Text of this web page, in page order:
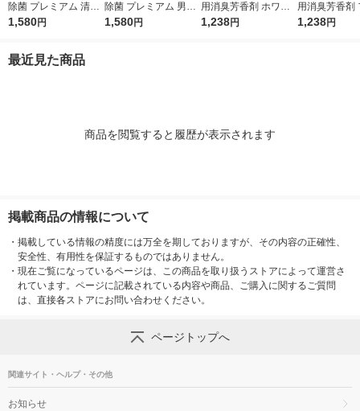
除菌 プレミアム 清潔
なランドリーの香り
同会社
1,580円
除菌 プレミアム 男の
5大臭クールアクア 詰
1,580円
用消臭芳香剤 ホワイ
トムスクの香り 6.3m
1,238円
用消臭芳香剤
スト＆シダー
1,238円
最近見た商品
商品を閲覧すると履歴が表示されます
掲載商品の情報について
・ 掲載している情報の精度には万全を期しておりますが、その内容の正確性、
安全性、有用性を保証するものではありません。
・ 現在ご覧になっているページは、この商品を取り扱うストアによって運営さ
れています。ページに記載されている内容や商品、ご購入に関するご質問
は、直接各ストアにお問い合わせください。
ページトップへ
関連サイト・ヘルプ・その他
お知らせ